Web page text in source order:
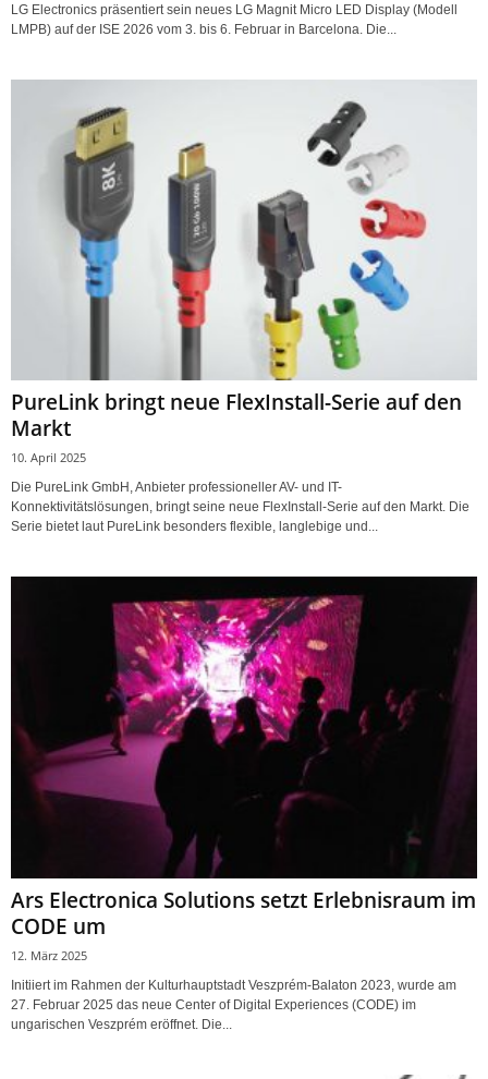
LG Electronics präsentiert sein neues LG Magnit Micro LED Display (Modell
LMPB) auf der ISE 2026 vom 3. bis 6. Februar in Barcelona. Die...
PureLink bringt neue FlexInstall-Serie auf den
Markt
10. April 2025
Die PureLink GmbH, Anbieter professioneller AV- und IT-
Konnektivitätslösungen, bringt seine neue FlexInstall-Serie auf den Markt. Die
Serie bietet laut PureLink besonders flexible, langlebige und...
Ars Electronica Solutions setzt Erlebnisraum im
CODE um
12. März 2025
Initiiert im Rahmen der Kulturhauptstadt Veszprém-Balaton 2023, wurde am
27. Februar 2025 das neue Center of Digital Experiences (CODE) im
ungarischen Veszprém eröffnet. Die...